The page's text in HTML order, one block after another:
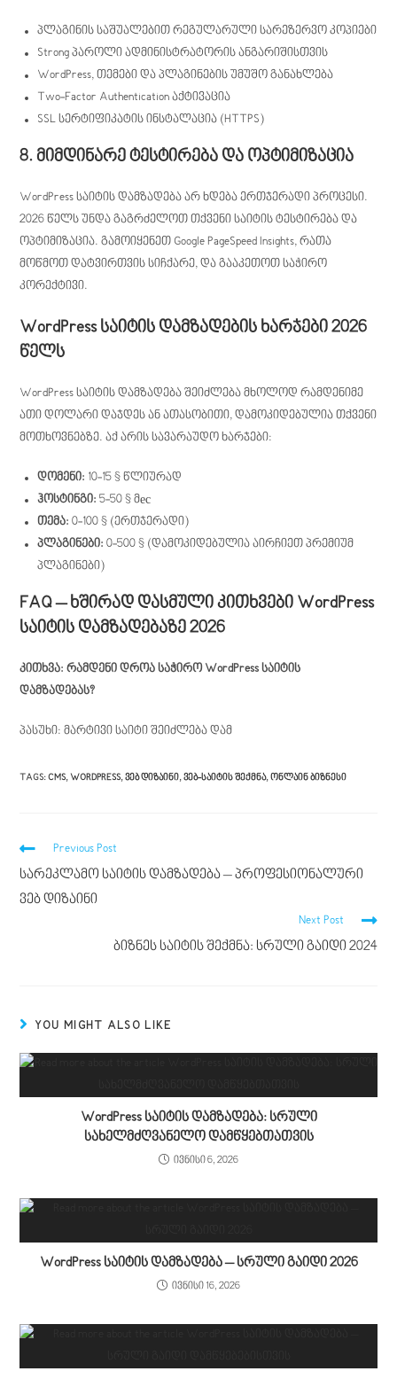
პლაგინის საშუალებით რეგულარული სარეზერვო კოპიები
Strong პაროლი ადმინისტრატორის ანგარიშისთვის
WordPress, თემები და პლაგინების უმუშო განახლება
Two-Factor Authentication აქტივაცია
SSL სერტიფიკატის ინსტალაცია (HTTPS)
8. მიმდინარე ტესტირება და ოპტიმიზაცია
WordPress საიტის დამზადება არ ხდება ერთჯერადი პროცესი.
2026 წელს უნდა გაგრძელოთ თქვენი საიტის ტესტირება და
ოპტიმიზაცია. გამოიყენეთ Google PageSpeed Insights, რათა
მოწმოთ დატვირთვის სიჩქარე, და გააკეთოთ საჭირო
კორექტივი.
WordPress საიტის დამზადების ხარჯები 2026
წელს
WordPress საიტის დამზადება შეიძლება მხოლოდ რამდენიმე
ათი დოლარი დაჯდეს ან ათასობითი, დამოკიდებულია თქვენი
მოთხოვნებზე. აქ არის სავარაუდო ხარჯები:
დომენი: 10-15 $ წლიურად
ჰოსტინგი: 5-50 $ მес
თემა: 0-100 $ (ერთჯერადი)
პლაგინები: 0-500 $ (დამოკიდებულია აირჩიეთ პრემიუმ
პლაგინები)
FAQ – ხშირად დასმული კითხვები WordPress
საიტის დამზადებაზე 2026
კითხვა: რამდენი დროა საჭირო WordPress საიტის
დამზადებას?
პასუხი: მარტივი საიტი შეიძლება დამ
TAGS:CMS, WORDPRESS, ᲕᲔᲑ ᲓᲘᲖᲐᲘᲜᲘ, ᲕᲔᲑ-ᲡᲐᲘᲢᲘᲡ ᲨᲔᲥᲛᲜᲐ, ᲝᲜᲚᲐᲘᲜ ᲑᲘᲖᲜᲔᲡᲘ
Previous Post
სარეკლამო საიტის დამზადება – პროფესიონალური
ვებ დიზაინი
Next Post
ბიზნეს საიტის შექმნა: სრული გაიდი 2024
YOU MIGHT ALSO LIKE
WordPress საიტის დამზადება: სრული
სახელმძღვანელო დამწყებთათვის
ივნისი 6, 2026
WordPress საიტის დამზადება – სრული გაიდი 2026
ივნისი 16, 2026